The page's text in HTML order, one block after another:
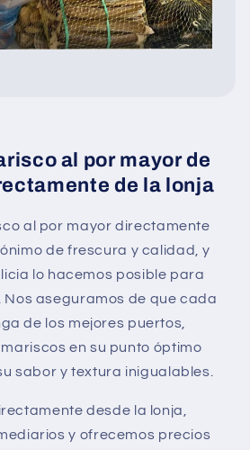
al por mayor de
de la lonja
al por mayor directamente
de frescura y calidad, y
lo hacemos posible para
Nos aseguramos de que cada
de los mejores puertos,
en su punto óptimo
sabor y textura inigualables.
desde la lonja,
y ofrecemos precios